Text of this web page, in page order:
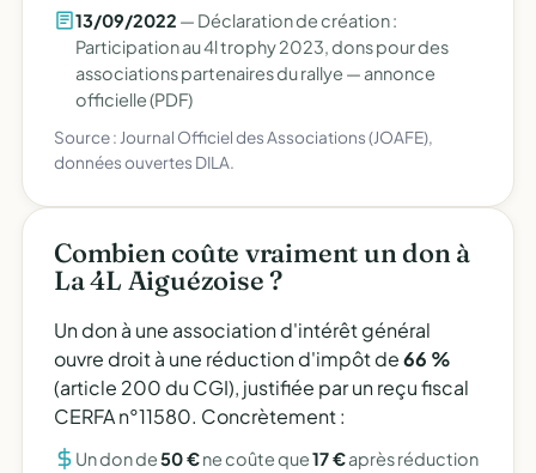
13/09/2022 — Déclaration de création :
Participation au 4l trophy 2023, dons pour des
associations partenaires du rallye — annonce
officielle (PDF)
Source : Journal Officiel des Associations (JOAFE),
données ouvertes DILA.
Combien coûte vraiment un don à
La 4L Aiguézoise ?
Un don à une association d'intérêt général
ouvre droit à une réduction d'impôt de66 %
(article 200 du CGI), justifiée par un reçu fiscal
CERFA n°11580. Concrètement :
Un don de50 €ne coûte que17 €après réduction